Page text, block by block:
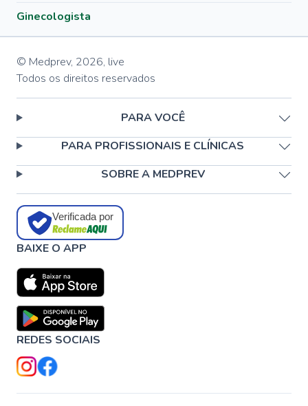
Ginecologista
© Medprev, 2026, live
Todos os direitos reservados
PARA VOCÊ
PARA PROFISSIONAIS E CLÍNICAS
SOBRE A MEDPREV
Verificada por
BAIXE O APP
REDES SOCIAIS